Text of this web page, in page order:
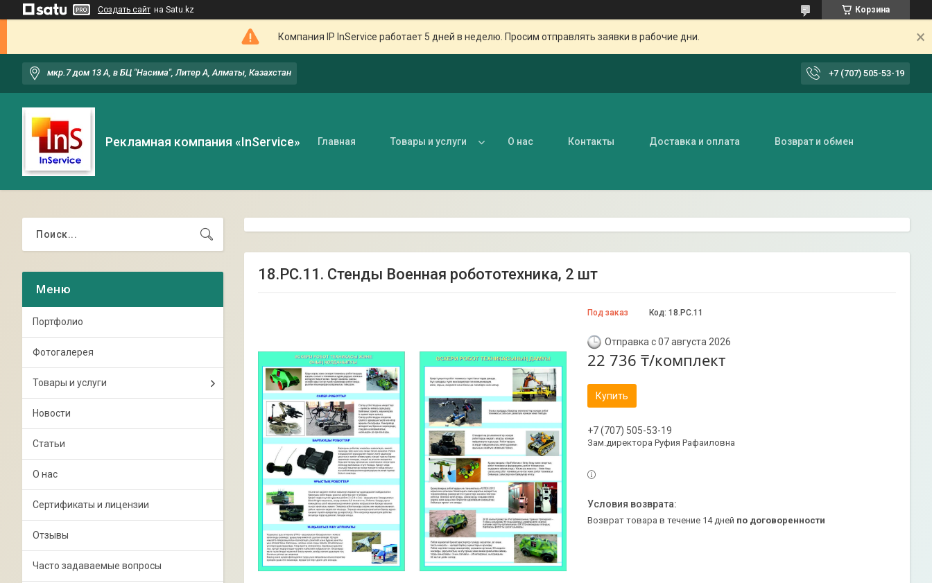
Создать сайт на Satu.kz Корзина
Компания IP InService работает 5 дней в неделю. Просим отправлять заявки в рабочие дни.
мкр.7 дом 13 А, в БЦ "Насима", Литер А, Алматы, Казахстан +7 (707) 505-53-19
Рекламная компания «InService» Главная Товары и услуги О нас Контакты Доставка и оплата Возврат и обмен
18.РС.11. Стенды Военная робототехника, 2 шт
Под заказ Код: 18.РС.11
Отправка с 07 августа 2026
22 736 ₸/комплект
Купить
+7 (707) 505-53-19
Зам.директора Руфия Рафаиловна
возврат товара в течение 14 дней по договоренности
Портфолио
Фотогалерея
Товары и услуги
Новости
Статьи
О нас
Сертификаты и лицензии
Отзывы
Часто задаваемые вопросы